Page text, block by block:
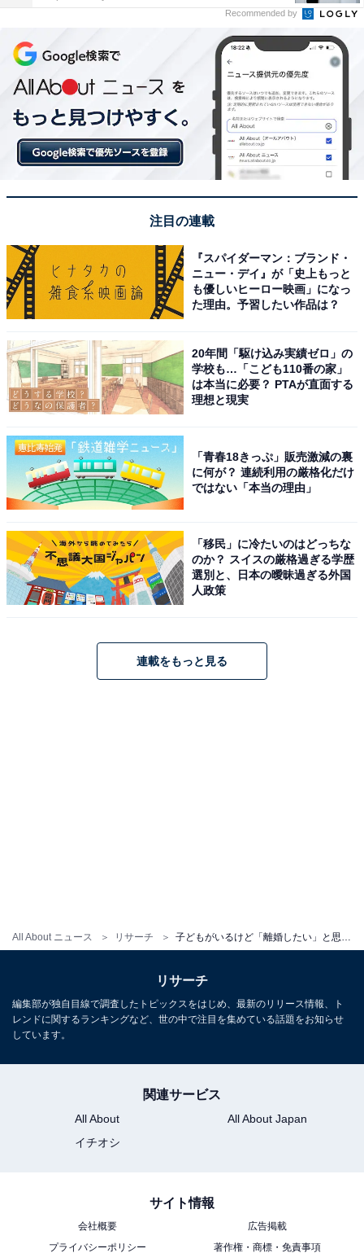
All About ニュース リサーチ 子どもがいるけど「離婚したい」と思うときランキング。2位「性格が合わない」と感じるとき、1位は？
44歳、スペック自慢の学歴厨？ 実家は太いが強
烈な実母の高望みに応えられるのか？
Recommended by
注目の連載
『スパイダーマン：ブランド・
ニュー・デイ』が「史上もっと
も優しいヒーロー映画」になっ
た理由。予習したい作品は？
20年間「駆け込み実績ゼロ」の
学校も…「こども110番の家」
は本当に必要？ PTAが直面する
理想と現実
「青春18きっぷ」販売激減の裏
に何が？ 連続利用の厳格化だけ
ではない「本当の理由」
「移民」に冷たいのはどっちな
のか？ スイスの厳格過ぎる学歴
選別と、日本の曖昧過ぎる外国
人政策
連載をもっと見る
リサーチ
編集部が独自目線で調査したトピックスをはじめ、最新のリリース情報、ト
レンドに関するランキングなど、世の中で注目を集めている話題をお知らせ
しています。
関連サービス
All About
All About Japan
イチオシ
サイト情報
会社概要
広告掲載
プライバシーポリシー
著作権・商標・免責事項